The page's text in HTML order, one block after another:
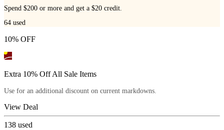
Spend $200 or more and get a $20 credit.
64 used
10% OFF
Extra 10% Off All Sale Items
Use for an additional discount on current markdowns.
View Deal
138 used